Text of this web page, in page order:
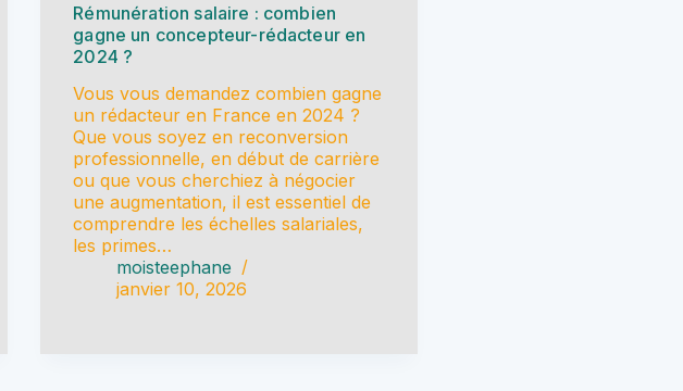
Rémunération salaire : combien
gagne un concepteur-rédacteur en
2024 ?
Vous vous demandez combien gagne
un rédacteur en France en 2024 ?
Que vous soyez en reconversion
professionnelle, en début de carrière
ou que vous cherchiez à négocier
une augmentation, il est essentiel de
comprendre les échelles salariales,
les primes…
moisteephane
janvier 10, 2026